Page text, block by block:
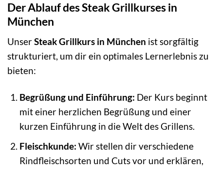
Der Ablauf des Steak Grillkurses in
München
UnserSteak Grillkurs in München ist sorgfältig
strukturiert, um dir ein optimales Lernerlebnis zu
bieten:
Begrüßung und Einführung: Der Kurs beginnt
mit einer herzlichen Begrüßung und einer
kurzen Einführung in die Welt des Grillens.
Fleischkunde: Wir stellen dir verschiedene
Rindfleischsorten und Cuts vor und erklären,